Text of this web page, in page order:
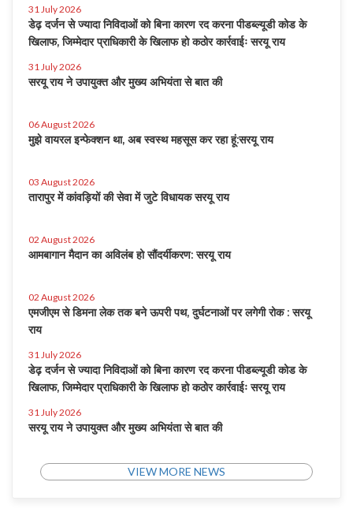
31 July 2026
डेढ़ दर्जन से ज्यादा निविदाओं को बिना कारण रद करना पीडब्ल्यूडी कोड के
खिलाफ, जिम्मेदार प्राधिकारी के खिलाफ हो कठोर कार्रवाईः सरयू राय
31 July 2026
सरयू राय ने उपायुक्त और मुख्य अभियंता से बात की
06 August 2026
मुझे वायरल इन्फेक्शन था, अब स्वस्थ महसूस कर रहा हूं:सरयू राय
03 August 2026
तारापुर में कांवड़ियों की सेवा में जुटे विधायक सरयू राय
02 August 2026
आमबागान मैदान का अविलंब हो सौंदर्यीकरण: सरयू राय
02 August 2026
एमजीएम से डिमना लेक तक बने ऊपरी पथ, दुर्घटनाओं पर लगेगी रोक : सरयू
राय
31 July 2026
डेढ़ दर्जन से ज्यादा निविदाओं को बिना कारण रद करना पीडब्ल्यूडी कोड के
खिलाफ, जिम्मेदार प्राधिकारी के खिलाफ हो कठोर कार्रवाईः सरयू राय
31 July 2026
सरयू राय ने उपायुक्त और मुख्य अभियंता से बात की
VIEW MORE NEWS